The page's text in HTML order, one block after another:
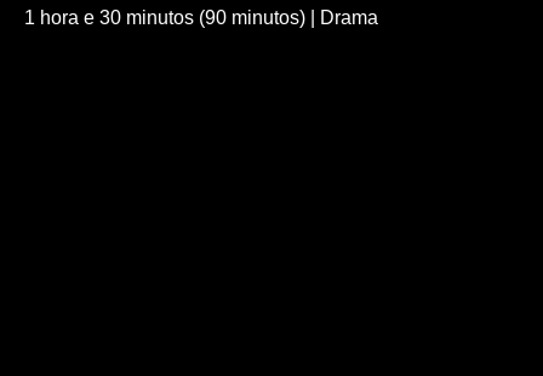
1 hora e 30 minutos (90 minutos)
Drama